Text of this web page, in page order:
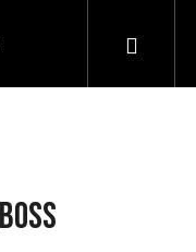
POUKAZ Hledat